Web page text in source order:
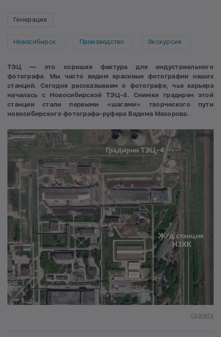
Генерация
Новосибирск Производство Экскурсия
ТЭЦ — это хорошая фактура для индустриального
фотографа. Мы часто видим красивые фотографии наших
станций. Сегодня рассказываем о фотографе, чья карьера
началась с Новосибирской ТЭЦ-4. Снимки градирен этой
станции стали первыми «шагами» творческого пути
новосибирского фотографа-руфера Вадима Махорова.
Скачать